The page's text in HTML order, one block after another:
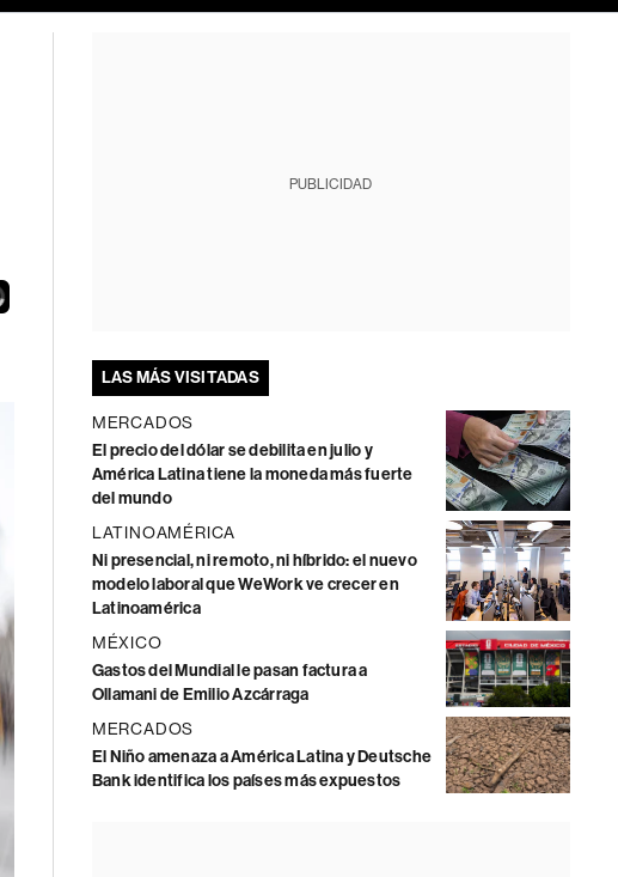
PUBLICIDAD
LAS MÁS VISITADAS
MERCADOS
El precio del dólar se debilita en julio y
América Latina tiene la moneda más fuerte
del mundo
LATINOAMÉRICA
Ni presencial, ni remoto, ni híbrido: el nuevo
modelo laboral que WeWork ve crecer en
Latinoamérica
MÉXICO
Gastos del Mundial le pasan factura a
Ollamani de Emilio Azcárraga
MERCADOS
El Niño amenaza a América Latina y Deutsche
Bank identifica los países más expuestos